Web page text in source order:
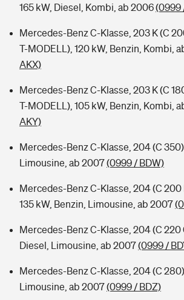
165 kW, Diesel, Kombi, ab 2006(0999
Mercedes-Benz C-Klasse, 203 K (C
T-MODELL), 120 kW, Benzin, Kombi,
AKX)
Mercedes-Benz C-Klasse, 203 K (C
T-MODELL), 105 kW, Benzin, Kombi,
AKY)
Mercedes-Benz C-Klasse, 204 (C
Limousine, ab 2007(0999 / BDW)
Mercedes-Benz C-Klasse, 204 (C 200
135 kW, Benzin, Limousine, ab 2007
Mercedes-Benz C-Klasse, 204 (C 220
Diesel, Limousine, ab 2007(0999 /
Mercedes-Benz C-Klasse, 204 (C
Limousine, ab 2007(0999 / BDZ)